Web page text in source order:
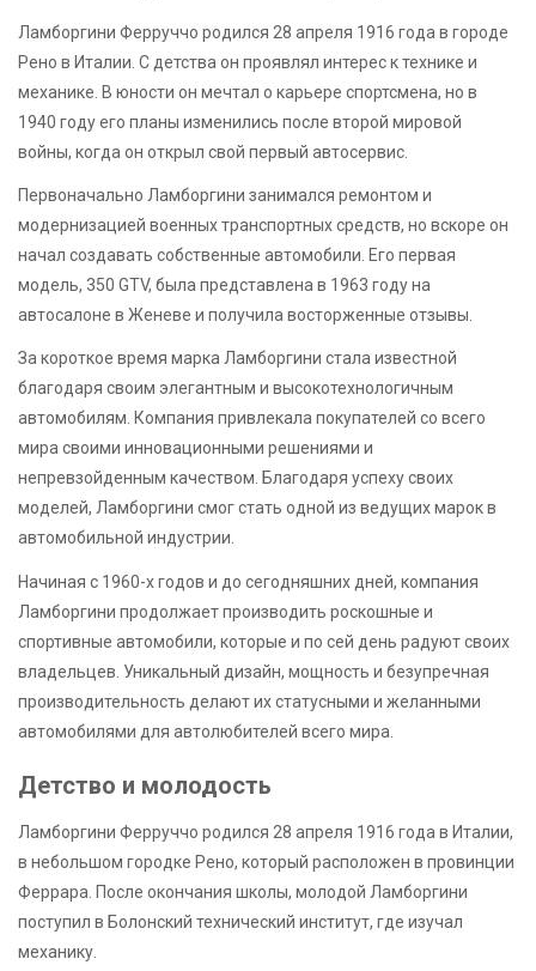
Ламборгини Ферруччо родился 28 апреля 1916 года в городе
Рено в Италии. С детства он проявлял интерес к технике и
механике. В юности он мечтал о карьере спортсмена, но в
1940 году его планы изменились после второй мировой
войны, когда он открыл свой первый автосервис.
Первоначально Ламборгини занимался ремонтом и
модернизацией военных транспортных средств, но вскоре он
начал создавать собственные автомобили. Его первая
модель, 350 GTV, была представлена в 1963 году на
автосалоне в Женеве и получила восторженные отзывы.
За короткое время марка Ламборгини стала известной
благодаря своим элегантным и высокотехнологичным
автомобилям. Компания привлекала покупателей со всего
мира своими инновационными решениями и
непревзойденным качеством. Благодаря успеху своих
моделей, Ламборгини смог стать одной из ведущих марок в
автомобильной индустрии.
Начиная с 1960-х годов и до сегодняшних дней, компания
Ламборгини продолжает производить роскошные и
спортивные автомобили, которые и по сей день радуют своих
владельцев. Уникальный дизайн, мощность и безупречная
производительность делают их статусными и желанными
автомобилями для автолюбителей всего мира.
Детство и молодость
Ламборгини Ферруччо родился 28 апреля 1916 года в Италии,
в небольшом городке Рено, который расположен в провинции
Феррара. После окончания школы, молодой Ламборгини
поступил в Болонский технический институт, где изучал
механику.